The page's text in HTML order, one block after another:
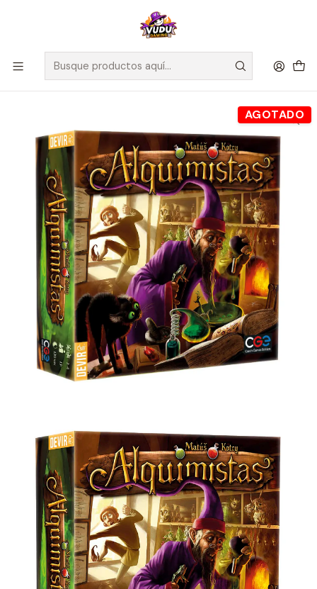
🚀 ¡Despachamos a todo Chile! Envío GRATIS a Regiones sobre
$100.000 y a RM sobre $35.000
Inicio Juegos de Mesa Editorial Devir
Alquimistas - Español
AGOTADO